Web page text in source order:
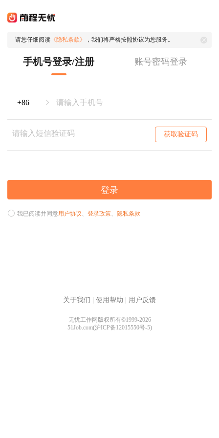
请您仔细阅读 《隐私条款》 ，我们将严格按照协议为您服务。
手机号登录/注册 账号密码登录
获取验证码
登录
我已阅读并同意用户协议、 登录政策、 隐私条款
关于我们 使用帮助 用户反馈
无忧工作网版权所有©1999-2026
51Job.com(沪ICP备12015550号-5)